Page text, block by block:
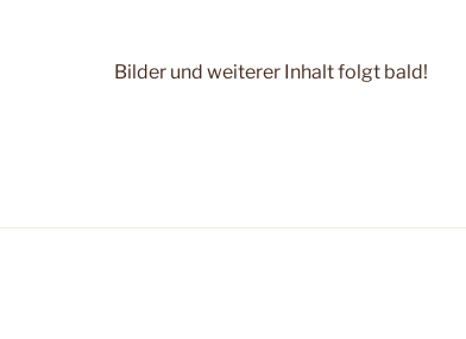
Bilder und weiterer Inhalt folgt bald!